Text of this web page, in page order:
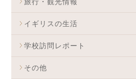
イギリスの生活
学校訪問レポート
その他